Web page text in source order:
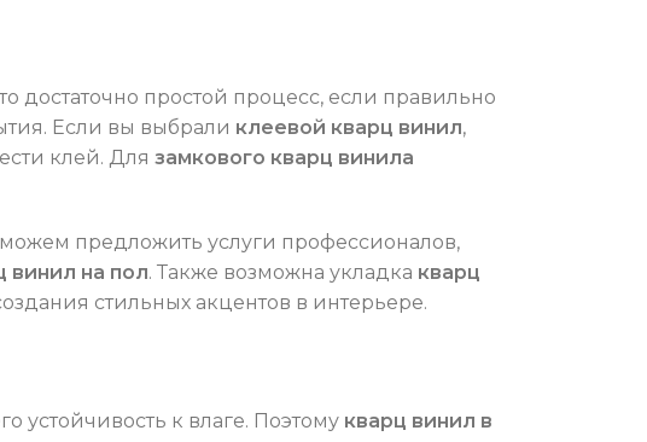
достаточно простой процесс, если правильно
Если вы выбрали клеевой кварц винил,
клей. Для замкового кварц винила
предложить услуги профессионалов,
винил на пол. Также возможна укладка кварц
стильных акцентов в интерьере.
устойчивость к влаге. Поэтому кварц винил в